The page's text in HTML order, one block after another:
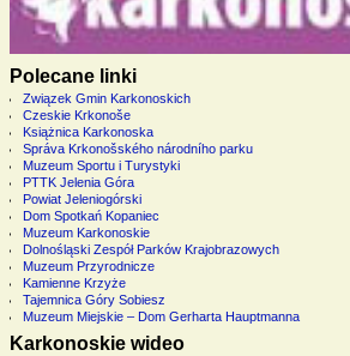
Polecane linki
Związek Gmin Karkonoskich
Czeskie Krkonoše
Książnica Karkonoska
Správa Krkonošského národního parku
Muzeum Sportu i Turystyki
PTTK Jelenia Góra
Powiat Jeleniogórski
Dom Spotkań Kopaniec
Muzeum Karkonoskie
Dolnośląski Zespół Parków Krajobrazowych
Muzeum Przyrodnicze
Kamienne Krzyże
Tajemnica Góry Sobiesz
Muzeum Miejskie – Dom Gerharta Hauptmanna
Karkonoskie wideo